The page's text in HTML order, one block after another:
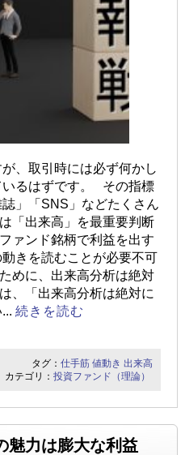
、取引時には必ず何かし
いるはずです。 その指標
」「SNS」などたくさん
「出来高」を最重要判断
ァンド銘柄で利益を出す
きを読むことが必要不可
めに、出来高分析は絶対
、「出来高分析は絶対に
続きを読む
タグ：仕手筋 値動き 出来高
カテゴリ：投資ファンド（理論）
魅力は膨大な利益